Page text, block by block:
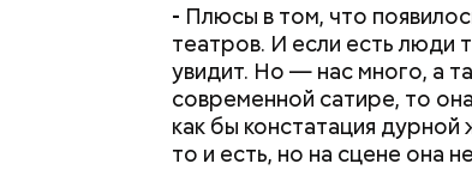
- Плюсы в том, что
театров. И если есть люди
увидит. Но — нас много, а
современной сатире, то
как бы констатация
то и есть, но на сцене она